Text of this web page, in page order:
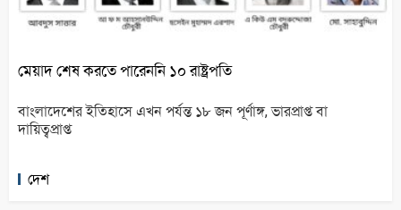
মেয়াদ শেষ করতে পারেননি ১০ রাষ্ট্রপতি
বাংলাদেশের ইতিহাসে এখন পর্যন্ত ১৮ জন পূর্ণাঙ্গ, ভারপ্রাপ্ত বা
দায়িত্বপ্রাপ্ত
দেশ